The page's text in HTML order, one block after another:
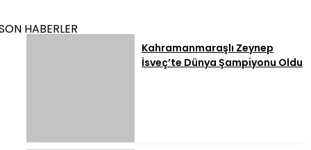
HABERLER
Kahramanmaraşlı Zeynep
İsveç’te Dünya Şampiyonu Oldu